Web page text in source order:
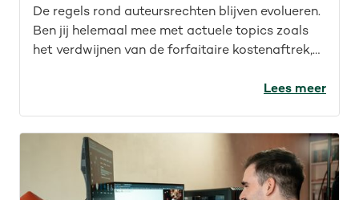
De regels rond auteursrechten blijven evolueren.
Ben jij helemaal mee met actuele topics zoals
het verdwijnen van de forfaitaire kostenaftrek,
IT-sector? Lees de recap van ons webinar en
Lees meer